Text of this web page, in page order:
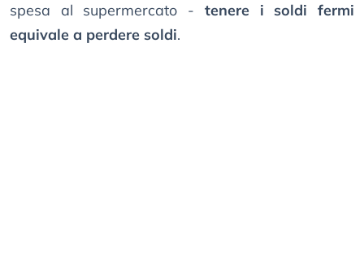
spesa al supermercato - tenere i soldi fermi
equivale a perdere soldi.